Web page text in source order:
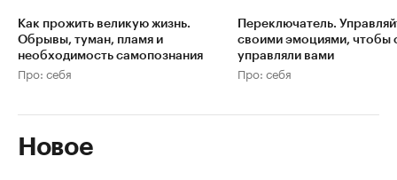
Как прожить великую жизнь.
Обрывы, туман, пламя и
необходимость самопознания
Про: себя
Переключатель.
своими эмоциями, чтобы
управляли вами
Про: себя
Новое